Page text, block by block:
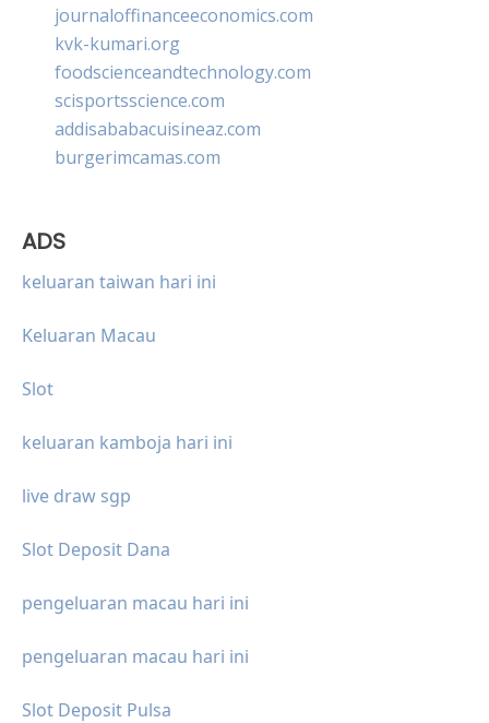
journaloffinanceeconomics.com
kvk-kumari.org
foodscienceandtechnology.com
scisportsscience.com
addisababacuisineaz.com
burgerimcamas.com
ADS
keluaran taiwan hari ini
Keluaran Macau
Slot
keluaran kamboja hari ini
live draw sgp
Slot Deposit Dana
pengeluaran macau hari ini
pengeluaran macau hari ini
Slot Deposit Pulsa